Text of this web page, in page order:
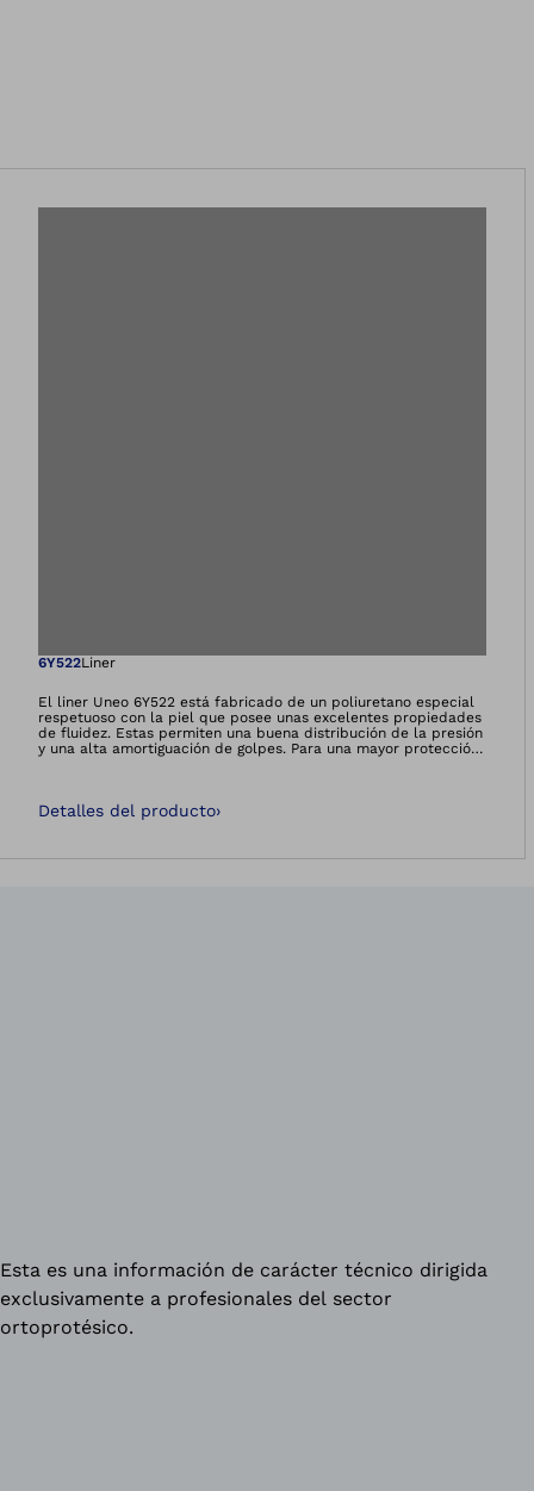
Abre la imagen
6Y522Liner
El liner Uneo 6Y522 está fabricado de un poliuretano especial
respetuoso con la piel que posee unas excelentes propiedades
de fluidez. Estas permiten una buena distribución de la presión
y una alta amortiguación de golpes. Para una mayor protección
facilita la colocación y extracción del liner y la acomodación en
exclusivamente a profesionales del sector ortoprotésico.
Detalles del producto›
Esta es una información de carácter técnico dirigida
exclusivamente a profesionales del sector
ortoprotésico.